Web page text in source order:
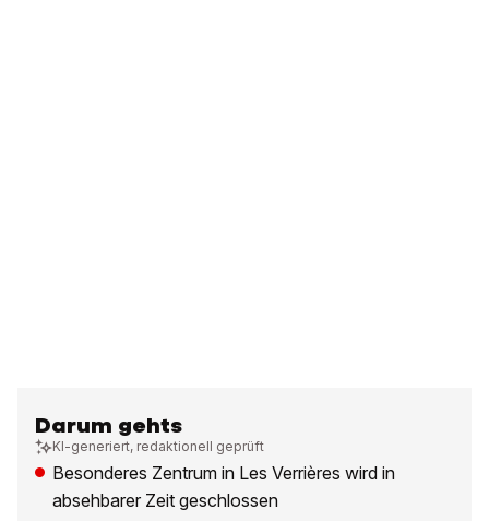
Darum gehts
KI-generiert, redaktionell geprüft
Besonderes Zentrum in Les Verrières wird in
absehbarer Zeit geschlossen